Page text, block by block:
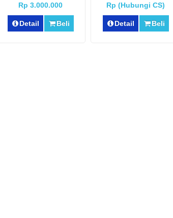
Rp 3.000.000
Detail Beli
Rp (Hubungi CS)
Detail Beli